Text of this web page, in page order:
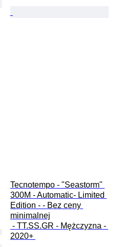
Tecnotempo - "Seastorm"
300M - Automatic- Limited
Edition - - Bez ceny
minimalnej
2020+